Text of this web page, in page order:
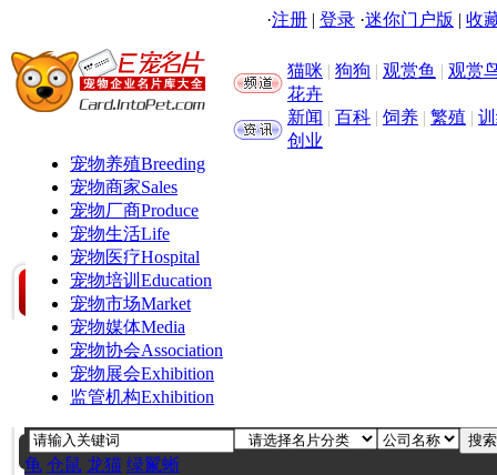
·注册 | 登录 ·迷你门户版 | 收
猫咪 | 狗狗 | 观赏鱼 | 观赏
花卉
新闻 | 百科 | 饲养 | 繁殖 |
创业
宠物养殖Breeding
宠物商家Sales
宠物厂商Produce
宠物生活Life
宠物医疗Hospital
宠物培训 Education
宠物市场Market
宠物媒体Media
宠物协会Association
宠物展会Exhibition
监管机构Exhibition
龟 仓鼠 龙猫 绿鬣蜥